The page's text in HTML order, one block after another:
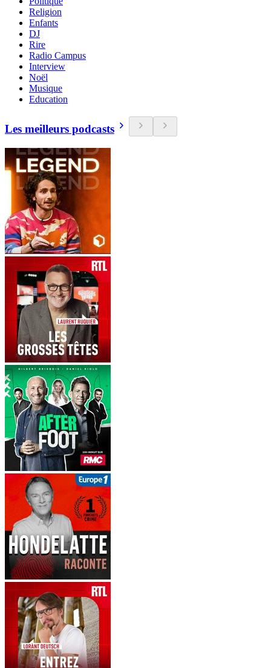
Religion
Enfants
DJ
Rire
Radio Campus
Interview
Noël
Musique
Education
Les meilleurs podcasts